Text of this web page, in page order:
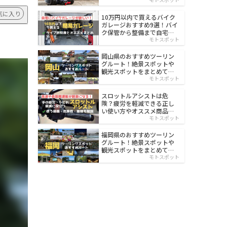
に入り
10万円以内で買えるバイク
ガレージおすすめ9選！バイ
ク保管から整備まで自宅で
モトスポット
岡山県のおすすめツーリン
グルート！絶景スポットや
観光スポットをまとめて紹
モトスポット
スロットルアシストは危
険？疲労を軽減できる正し
い使い方やオススメ商品を
モトスポット
福岡県のおすすめツーリン
グルート！絶景スポットや
観光スポットをまとめて紹
モトスポット